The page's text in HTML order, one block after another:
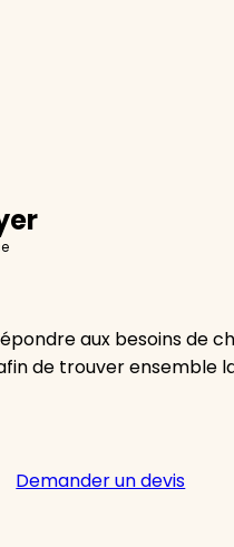
aux besoins de
de trouver ensemble
Demander un devis